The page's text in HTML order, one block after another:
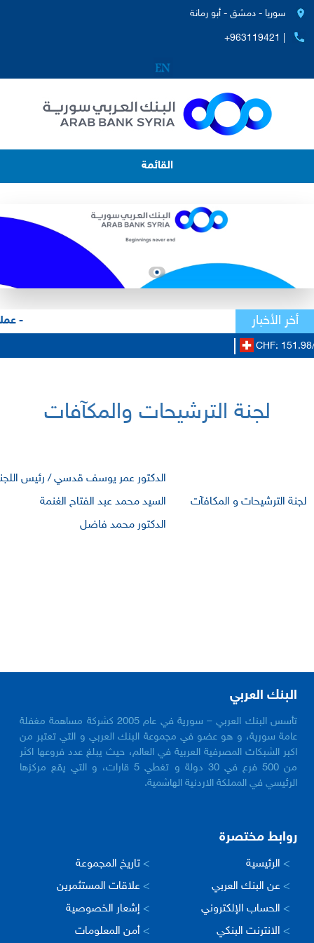
سوريا - دمشق - أبو رمانة
+963119421 |
القائمة
أخر الأخبار -
CHF:
لجنة الترشيحات والمكآفات
الدكتور عمر يوسف قدسي / رئيس
لجنة الترشيحات و المكافآت
السيد محمد عبد الفتاح الغنمة
الدكتور محمد فاضل
البنك العربي
تأسس البنك العربي – سورية في عام 2005 كشركة مساهمة مغفلة
عامة سورية، و هو عضو في مجموعة البنك العربي و التي تعتبر من
اكبر الشبكات المصرفية العربية في العالم، حيث يبلغ عدد فروعها اكثر
من 500 فرع في 30 دولة و تغطي 5 قارات، و التي يقع مركزها
الرئيسي في المملكة الاردنية الهاشمية.
روابط مختصرة
> الرئيسية > تاريخ المجموعة
> عن البنك العربي > علاقات المستثمرين
> الحساب الإلكتروني > إشعار الخصوصية
> الانترنت البنكي > أمن المعلومات